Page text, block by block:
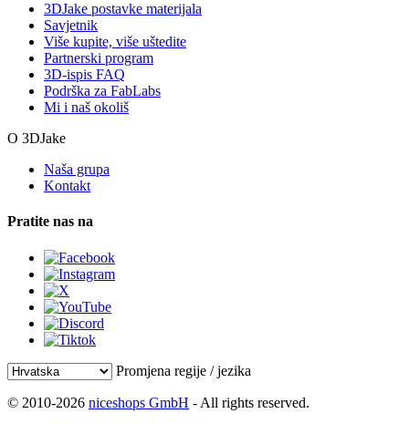
3DJake postavke materijala
Savjetnik
Više kupite, više uštedite
Partnerski program
3D-ispis FAQ
Podrška za FabLabs
Mi i naš okoliš
O 3DJake
Naša grupa
Kontakt
Pratite nas na
Promjena regije / jezika
© 2010-2026 niceshops GmbH - All rights reserved.